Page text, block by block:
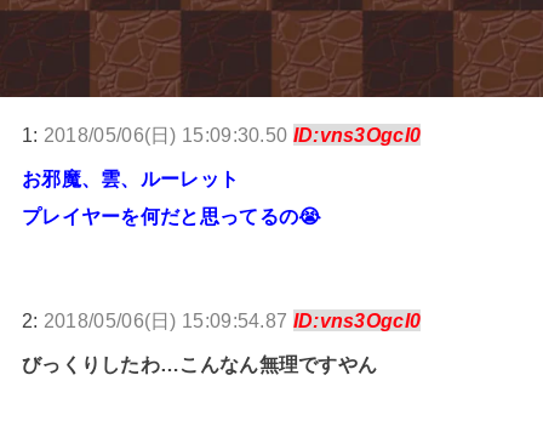
1: 2018/05/06(日) 15:09:30.50 ID:vns3OgcI0
お邪魔、雲、ルーレット
プレイヤーを何だと思ってるの😭
2: 2018/05/06(日) 15:09:54.87 ID:vns3OgcI0
びっくりしたわ…こんなん無理ですやん